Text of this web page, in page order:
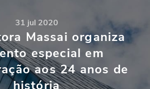
31 jul 2020
Massai organiza
especial em
aos 24 anos de
história